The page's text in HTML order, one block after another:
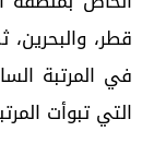
قطر، والبحرين،
في المرتبة
التي تبوأت